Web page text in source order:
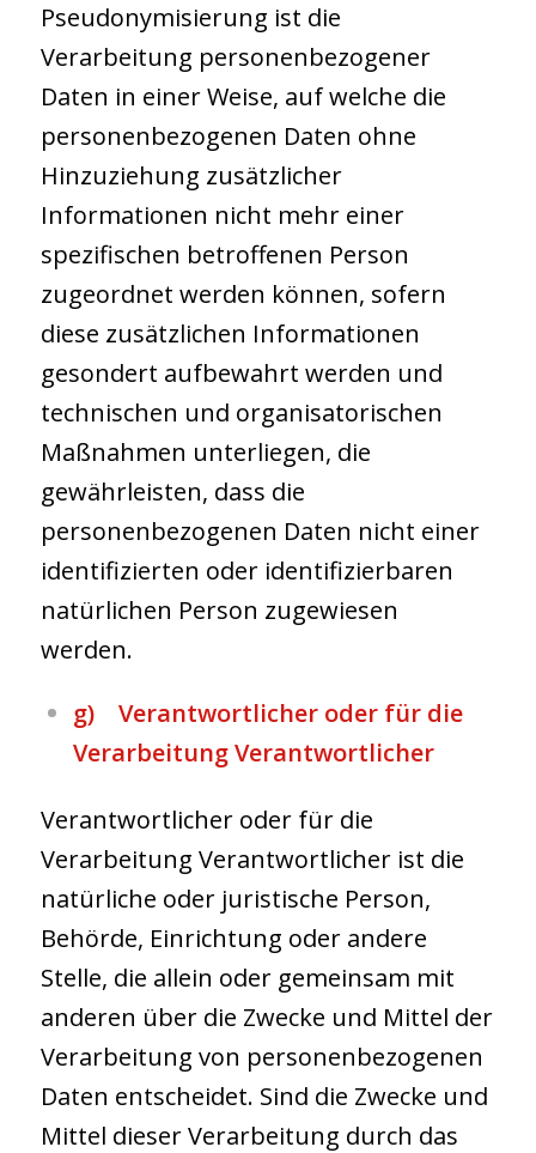
Pseudonymisierung ist die
Verarbeitung personenbezogener
Daten in einer Weise, auf welche die
personenbezogenen Daten ohne
Hinzuziehung zusätzlicher
Informationen nicht mehr einer
spezifischen betroffenen Person
zugeordnet werden können, sofern
diese zusätzlichen Informationen
gesondert aufbewahrt werden und
technischen und organisatorischen
Maßnahmen unterliegen, die
gewährleisten, dass die
personenbezogenen Daten nicht einer
identifizierten oder identifizierbaren
natürlichen Person zugewiesen
werden.
g) Verantwortlicher oder für die
Verarbeitung Verantwortlicher
Verantwortlicher oder für die
Verarbeitung Verantwortlicher ist die
natürliche oder juristische Person,
Behörde, Einrichtung oder andere
Stelle, die allein oder gemeinsam mit
anderen über die Zwecke und Mittel der
Verarbeitung von personenbezogenen
Daten entscheidet. Sind die Zwecke und
Mittel dieser Verarbeitung durch das